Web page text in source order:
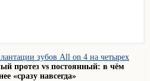
зубов All on 4 на четырех
протез vs постоянный: в чём
«сразу навсегда»